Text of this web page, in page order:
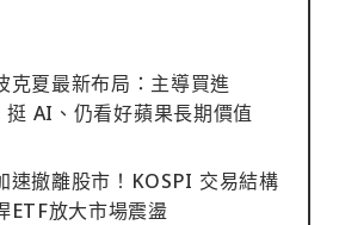
克夏最新布局：主導買進
AI、仍看好蘋果長期價值
速撤離股市！KOSPI 交易結構
ETF放大市場震盪